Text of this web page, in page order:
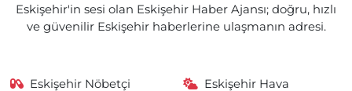
Eskişehir'in sesi olan Eskişehir Haber Ajansı; doğru, hızlı
ve güvenilir Eskişehir haberlerine ulaşmanın adresi.
Eskişehir Nöbetçi
Eskişehir Hava